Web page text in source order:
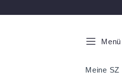
Menü
Meine SZ